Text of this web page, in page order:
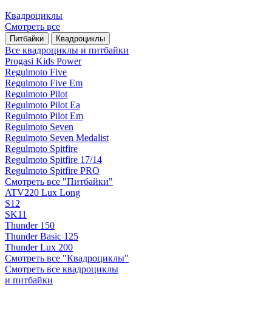
Квадроциклы
Смотреть все
Питбайки Квадроциклы
Все квадроциклы и питбайки
Progasi Kids Power
Regulmoto Five
Regulmoto Five Em
Regulmoto Pilot
Regulmoto Pilot Ea
Regulmoto Pilot Em
Regulmoto Seven
Regulmoto Seven Medalist
Regulmoto Spitfire
Regulmoto Spitfire 17/14
Regulmoto Spitfire PRO
Смотреть все "Питбайки"
ATV220 Lux Long
S12
SK11
Thunder 150
Thunder Basic 125
Thunder Lux 200
Смотреть все "Квадроциклы"
Смотреть все квадроциклы
и питбайки